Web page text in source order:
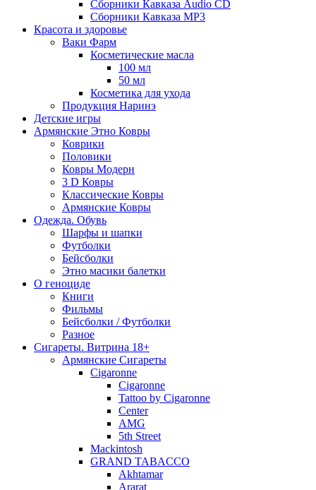
Сборники Кавказа Audio CD
Сборники Кавказа MP3
Красота и здоровье
Ваки Фарм
Косметические масла
100 мл
50 мл
Косметика для ухода
Продукция Наринэ
Детские игры
Армянские Этно Ковры
Коврики
Половики
Ковры Модерн
3 D Ковры
Классические Ковры
Армянские Ковры
Одежда. Обувь
Шарфы и шапки
Футболки
Бейсболки
Этно масики балетки
О геноциде
Книги
Фильмы
Бейсболки / Футболки
Разное
Сигареты. Витрина 18+
Армянские Сигареты
Cigaronne
Cigaronne
Tattoo by Cigaronne
Center
AMG
5th Street
Mackintosh
GRAND TABACCO
Akhtamar
Ararat